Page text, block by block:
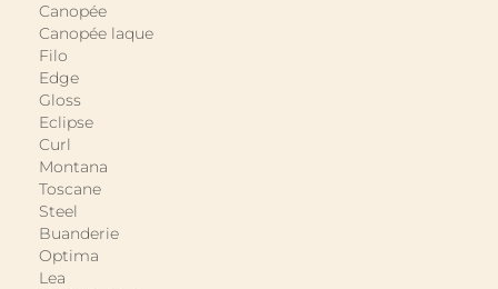
Canopée
Canopée laque
Filo
Edge
Gloss
Eclipse
Curl
Montana
Toscane
Steel
Buanderie
Optima
Lea